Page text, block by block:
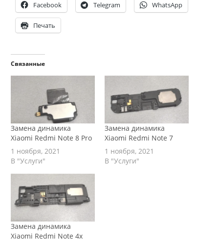
Facebook Telegram WhatsApp
Печать
Связанные
Замена динамика
Xiaomi Redmi Note 8 Pro
1 ноября, 2021
В "Услуги"
Замена динамика
Xiaomi Redmi Note 7
1 ноября, 2021
В "Услуги"
Замена динамика
Xiaomi Redmi Note 4x